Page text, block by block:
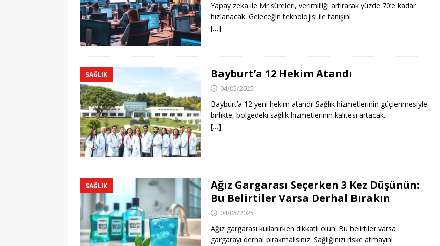
Yapay zeka ile Mr süreleri, verimliliği artırarak yüzde 70’e kadar
hızlanacak. Geleceğin teknolojisi ile tanışın!
[…]
SAĞLIK Bayburt’a 12 Hekim Atandı
04/05/2025
Bayburt’a 12 yeni hekim atandı! Sağlık hizmetlerinin güçlenmesiyle
birlikte, bölgedeki sağlık hizmetlerinin kalitesi artacak.
[…]
SAĞLIK
Ağız Gargarası Seçerken 3 Kez Düşünün:
Bu Belirtiler Varsa Derhal Bırakın
04/05/2025
Ağız gargarası kullanırken dikkatli olun! Bu belirtiler varsa
gargarayı derhal bırakmalısınız. Sağlığınızı riske atmayın!